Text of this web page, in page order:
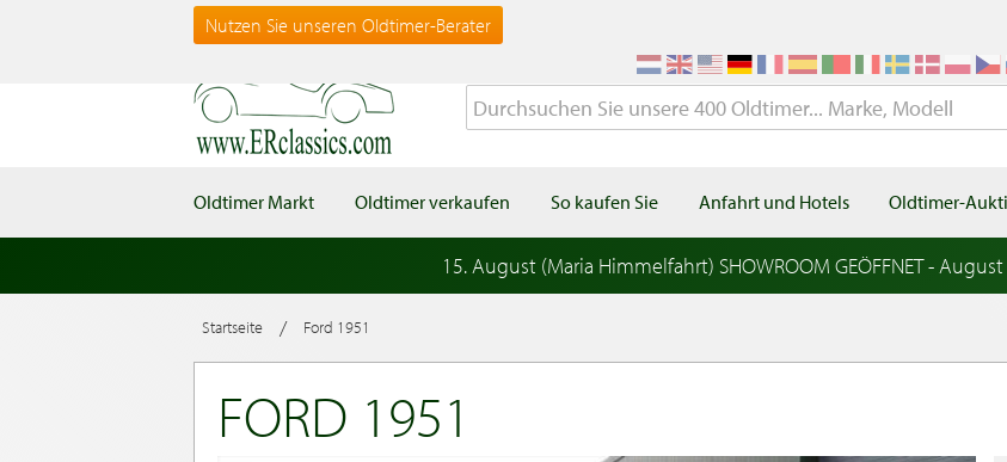
Nutzen Sie unseren Oldtimer-Berater
Oldtimer Markt Oldtimer verkaufen So kaufen Sie Anfahrt und Hotels Oldtimer-
15. August (Maria Himmelfahrt) SHOWROOM GEÖFFNET - August
Startseite / Ford 1951
FORD 1951